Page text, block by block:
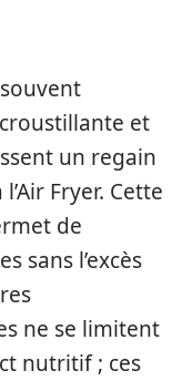
et
un regain
Fryer. Cette
de
sans l’excès
ne se limitent
nutritif ; ces